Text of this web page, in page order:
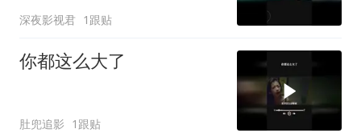
深夜影视君 1跟贴
你都这么大了
肚兜追影 1跟贴